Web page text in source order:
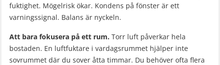
fuktighet. Mögelrisk ökar. Kondens på fönster är ett
varningssignal. Balans är nyckeln.
Att bara fokusera på ett rum. Torr luft påverkar hela
bostaden. En luftfuktare i vardagsrummet hjälper inte
sovrummet där du sover åtta timmar. Du behöver ofta flera